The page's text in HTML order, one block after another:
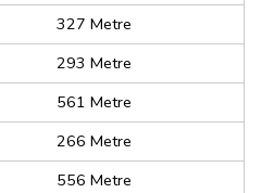
327 Metre
293 Metre
561 Metre
266 Metre
556 Metre